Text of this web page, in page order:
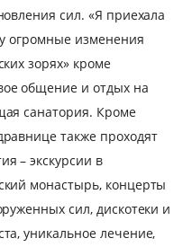
сил. «Я приехала
огромные изменения
зорях» кроме
общение и отдых на
санатория. Кроме
также проходят
– экскурсии в
монастырь, концерты
сил, дискотеки и
уникальное лечение,